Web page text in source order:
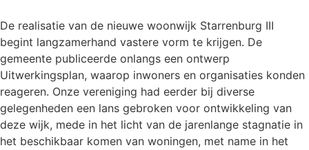
De realisatie van de nieuwe woonwijk Starrenburg III
begint langzamerhand vastere vorm te krijgen. De
gemeente publiceerde onlangs een ontwerp
Uitwerkingsplan, waarop inwoners en organisaties konden
reageren. Onze vereniging had eerder bij diverse
gelegenheden een lans gebroken voor ontwikkeling van
deze wijk, mede in het licht van de jarenlange stagnatie in
het beschikbaar komen van woningen, met name in het